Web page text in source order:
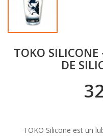
TOKO
DE
TOKO Silicone est un